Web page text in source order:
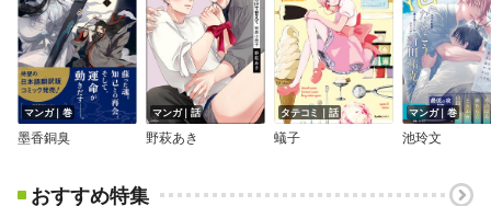
マンガ｜巻
墨香銅臭
マンガ｜話
野萩あき
タテコミ｜話
蟻子
マンガ｜巻
池玲文
おすすめ特集